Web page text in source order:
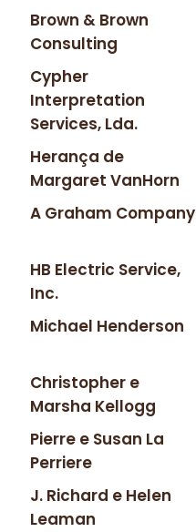
Brown & Brown
Consulting
Cypher
Interpretation
Services, Lda.
Herança de
Margaret VanHorn
A Graham Company
HB Electric Service,
Inc.
Michael Henderson
Christopher e
Marsha Kellogg
Pierre e Susan La
Perriere
J. Richard e Helen
Leaman